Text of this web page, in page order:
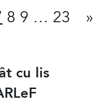
8 9 … 23 »
cu lis